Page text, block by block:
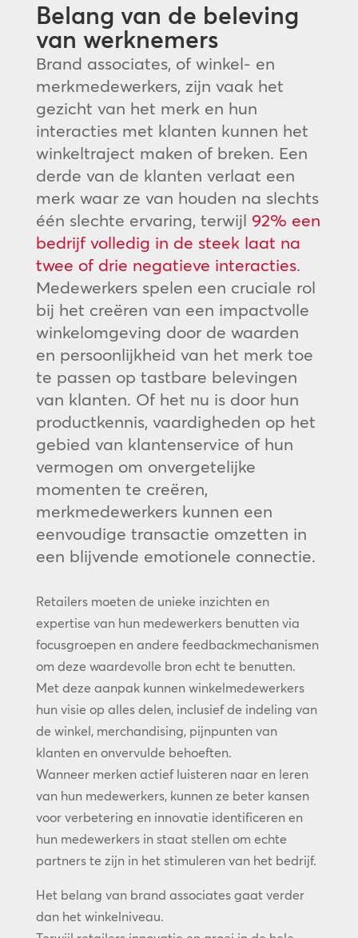
Belang van de beleving
van werknemers
Brand associates, of winkel- en
merkmedewerkers, zijn vaak het
gezicht van het merk en hun
interacties met klanten kunnen het
winkeltraject maken of breken. Een
derde van de klanten verlaat een
merk waar ze van houden na slechts
één slechte ervaring, terwijl 92% een
bedrijf volledig in de steek laat na
twee of drie negatieve interacties.
Medewerkers spelen een cruciale rol
bij het creëren van een impactvolle
winkelomgeving door de waarden
en persoonlijkheid van het merk toe
te passen op tastbare belevingen
van klanten. Of het nu is door hun
productkennis, vaardigheden op het
gebied van klantenservice of hun
vermogen om onvergetelijke
momenten te creëren,
merkmedewerkers kunnen een
eenvoudige transactie omzetten in
een blijvende emotionele connectie.
Retailers moeten de unieke inzichten en
expertise van hun medewerkers benutten via
focusgroepen en andere feedbackmechanismen
om deze waardevolle bron echt te benutten.
Met deze aanpak kunnen winkelmedewerkers
hun visie op alles delen, inclusief de indeling van
de winkel, merchandising, pijnpunten van
klanten en onvervulde behoeften.
Wanneer merken actief luisteren naar en leren
van hun medewerkers, kunnen ze beter kansen
voor verbetering en innovatie identificeren en
hun medewerkers in staat stellen om echte
partners te zijn in het stimuleren van het bedrijf.
Het belang van brand associates gaat verder
dan het winkelniveau.